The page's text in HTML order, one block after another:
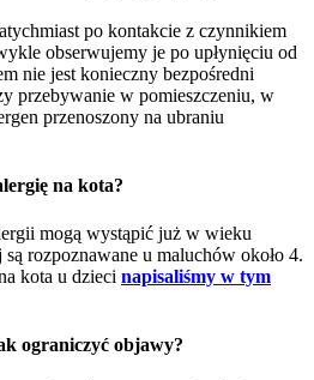
po kontakcie z czynnikiem
obserwujemy je po upłynięciu od
nie jest konieczny bezpośredni
przebywanie w pomieszczeniu, w
przenoszony na ubraniu
na kota?
mogą wystąpić już w wieku
rozpoznawane u maluchów około 4.
kota u dzieci napisaliśmy w tym
ograniczyć objawy?